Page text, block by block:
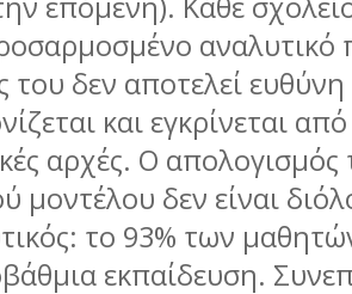
του δεν αποτελεί
και εγκρίνεται από
αρχές. Ο απολογισµός
µοντέλου δεν είναι
το 93% των
εκπαίδευση.